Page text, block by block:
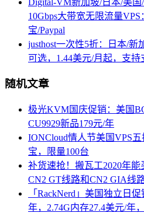
10Gbps大带宽无限流量
宝/Paypal
justhost一次性5折：日本/新
可选，1.44美元/月起，支持
随机文章
极光KVM国庆促销：美国
CU9929新品179元/年
IONCloud情人节美国VPS
宝，限量100台
补货速抢！搬瓦工2020年能
CN2 GT线路和CN2 GIA线
「RackNerd」美国独立日
年，2.74G内存27.4美元/年